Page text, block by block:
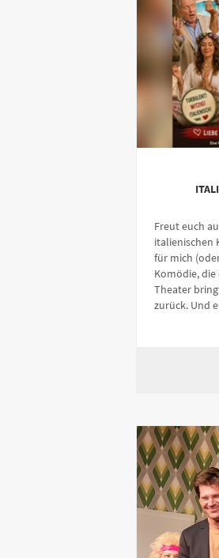
Freut euch
italienischen
für mich
Komödie,
Theater
zurück. Und